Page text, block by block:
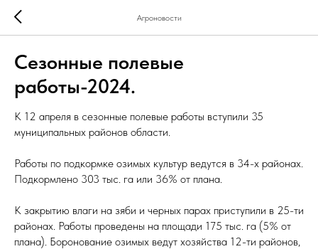
Агроновости
Сезонные полевые
работы-2024.
К 12 апреля в сезонные полевые работы вступили 35
муниципальных районов области.
Работы по подкормке озимых культур ведутся в 34-х районах.
Подкормлено 303 тыс. га или 36% от плана.
К закрытию влаги на зяби и черных парах приступили в 25-ти
районах. Работы проведены на площади 175 тыс. га (5% от
плана). Боронование озимых ведут хозяйства 12-ти районов,